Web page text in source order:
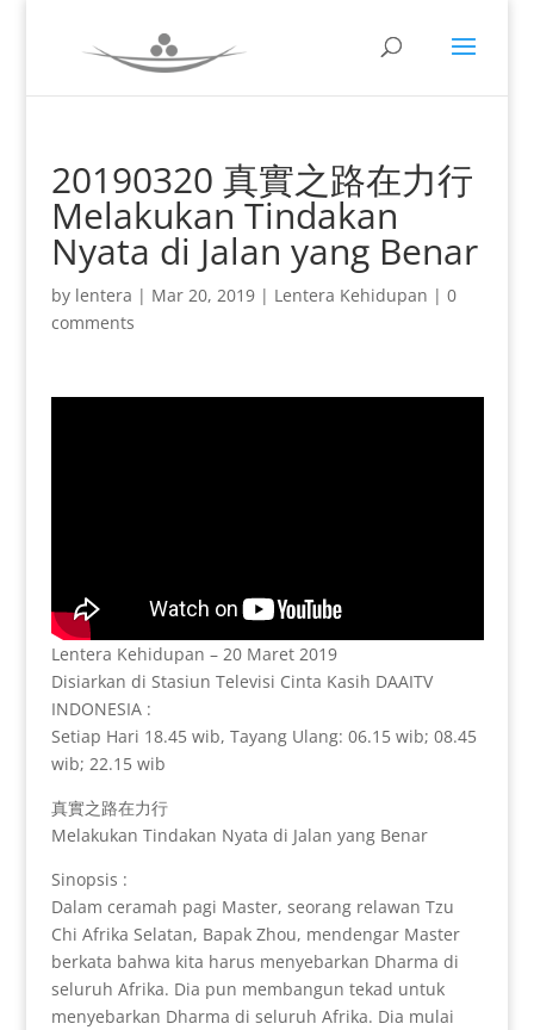
20190320 真實之路在力行
Melakukan Tindakan
Nyata di Jalan yang Benar
by lentera | Mar 20, 2019| Lentera Kehidupan | 0
comments
Lentera Kehidupan – 20 Maret 2019
Disiarkan di Stasiun Televisi Cinta Kasih DAAITV
INDONESIA :
Setiap Hari 18.45 wib, Tayang Ulang: 06.15 wib; 08.45
wib; 22.15 wib
真實之路在力行
Melakukan Tindakan Nyata di Jalan yang Benar
Sinopsis :
Dalam ceramah pagi Master, seorang relawan Tzu
Chi Afrika Selatan, Bapak Zhou, mendengar Master
berkata bahwa kita harus menyebarkan Dharma di
seluruh Afrika. Dia pun membangun tekad untuk
menyebarkan Dharma di seluruh Afrika. Dia mulai